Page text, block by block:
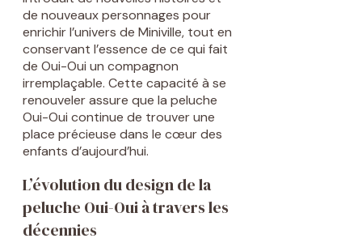
de nouveaux personnages pour
enrichir l’univers de Miniville, tout en
conservant l’essence de ce qui fait
de Oui-Oui un compagnon
irremplaçable. Cette capacité à se
renouveler assure que la peluche
Oui-Oui continue de trouver une
place précieuse dans le cœur des
enfants d’aujourd’hui.
L’évolution du design de la
peluche Oui-Oui à travers les
décennies